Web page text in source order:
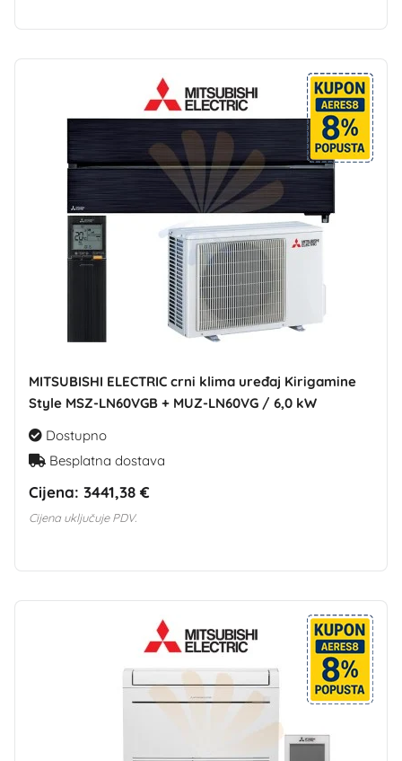
MITSUBISHI ELECTRIC crni klima uređaj Kirigamine
Style MSZ-LN60VGB + MUZ-LN60VG / 6,0 kW
Dostupno
Besplatna dostava
Cijena: 3441,38 €
Cijena uključuje PDV.